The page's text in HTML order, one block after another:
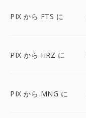
PIX から FTS に
PIX から HRZ に
PIX から MNG に